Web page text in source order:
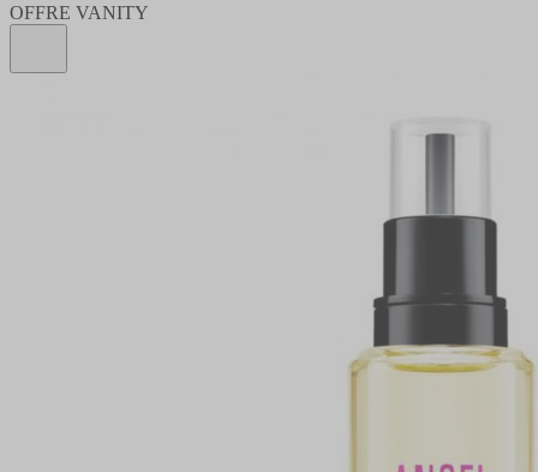
OFFRE VANITY